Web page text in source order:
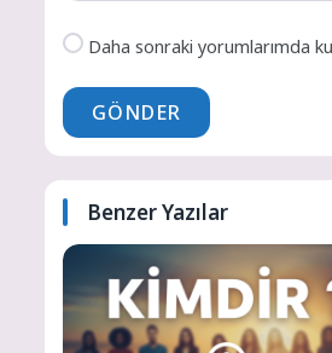
Daha sonraki yorumlarımda
GÖNDER
Benzer Yazılar